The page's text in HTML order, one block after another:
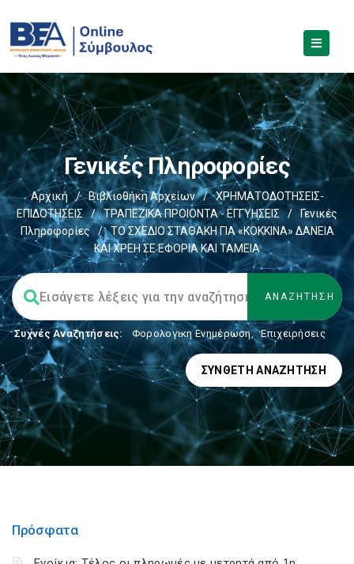
Γενικές Πληροφορίες
Αρχική / Βιβλιοθήκη Αρχείων /
ΧΡΗΜΑΤΟΔΟΤΗΣΕΙΣ-
ΕΠΙΔΟΤΗΣΕΙΣ
/ ΤΡΑΠΕΖΙΚΑ ΠΡΟΙΟΝΤΑ - ΕΓΓΥΗΣΕΙΣ /
Γενικές
Πληροφορίες
/
ΤΟ ΣΧΕΔΙΟ ΣΤΑΘΑΚΗ ΓΙΑ «ΚΟΚΚΙΝΑ» ΔΑΝΕΙΑ
ΚΑΙ ΧΡΕΗ ΣΕ ΕΦΟΡΙΑ ΚΑΙ ΤΑΜΕΙΑ
Συχνές Αναζητήσεις: Φορολογικη Ενημέρωση, Επιχειρήσεις
ΣΎΝΘΕΤΗ ΑΝΑΖΉΤΗΣΗ
Πρόσφατα